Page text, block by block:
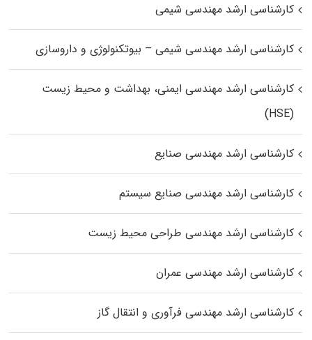
کارشناسی ارشد مهندسی شیمی
کارشناسی ارشد مهندسی شیمی – بیوتکنولوژی و داروسازی
کارشناسی ارشد مهندسی ایمنی، بهداشت و محیط زیست
(HSE)
کارشناسی ارشد مهندسی صنایع
کارشناسی ارشد مهندسی صنایع سیستم
کارشناسی ارشد مهندسی طراحی محیط زیست
کارشناسی ارشد مهندسی عمران
کارشناسی ارشد مهندسی فرآوری و انتقال گاز